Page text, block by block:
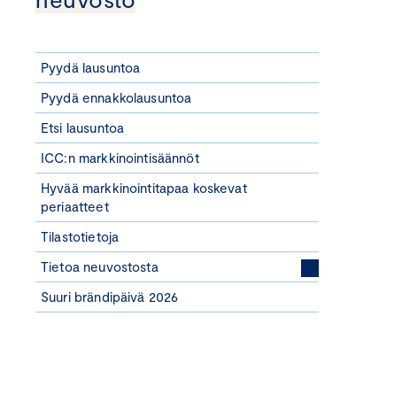
Pyydä lausuntoa
Pyydä ennakkolausuntoa
Etsi lausuntoa
ICC:n markkinointisäännöt
Hyvää markkinointitapaa koskevat
periaatteet
Tilastotietoja
Tietoa neuvostosta
Suuri brändipäivä 2026